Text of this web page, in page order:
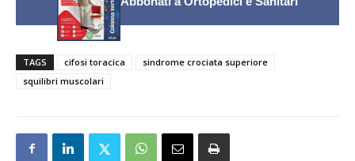
TAGS cifosi toracica
sindrome crociata superiore
squilibri muscolari